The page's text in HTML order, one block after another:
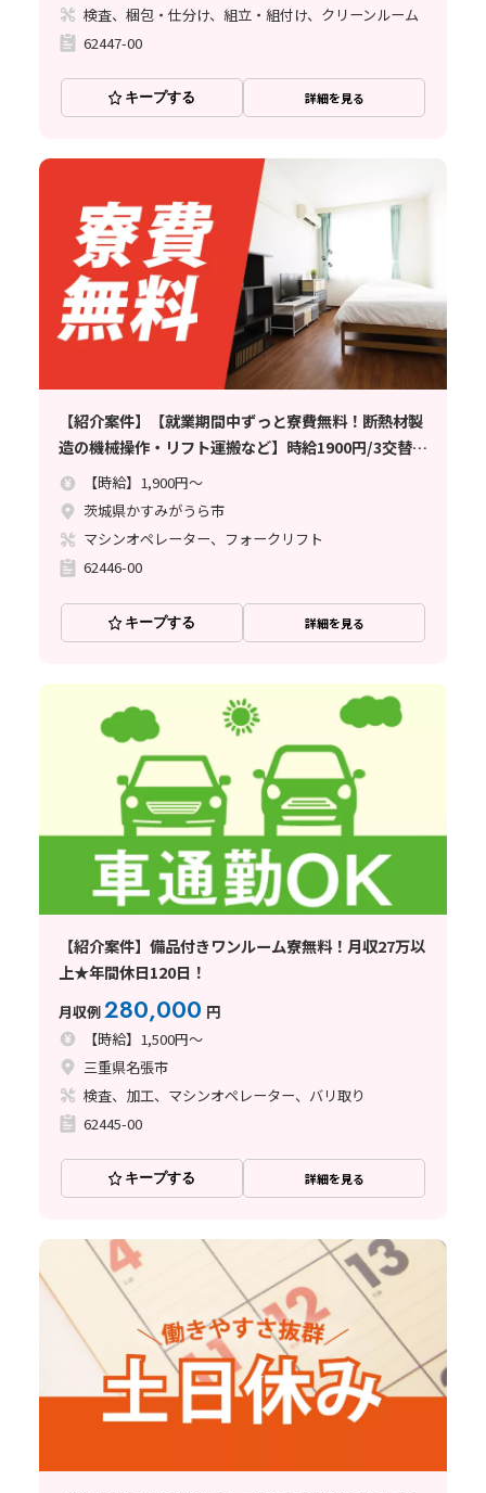
検査、梱包・仕分け、組立・組付け、クリーンルーム
62447-00
キープする 詳細を見る
【紹介案件】【就業期間中ずっと寮費無料！断熱材製
造の機械操作・リフト運搬など】時給1900円/3交替/
茨城県かすみがうら市/6勤2休のシフト制/資格・経験
が活かせるお仕事/月収例38.6万円
【時給】1,900円～
茨城県かすみがうら市
マシンオペレーター、フォークリフト
62446-00
キープする 詳細を見る
【紹介案件】備品付きワンルーム寮無料！月収27万以
上★年間休日120日！
月収例280,000 円
【時給】1,500円～
三重県名張市
検査、加工、マシンオペレーター、バリ取り
62445-00
キープする 詳細を見る